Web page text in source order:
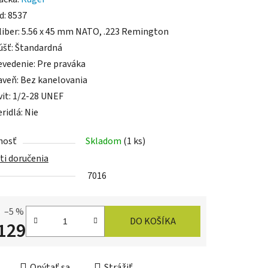
8537
5.56 x 45 mm NATO,.223 Remington
Štandardná
Pre praváka
Bez kanelovania
1/2-28 UNEF
Nie
Skladom (1 ks)
doručenia
7016
–5 %
DO KOŠÍKA